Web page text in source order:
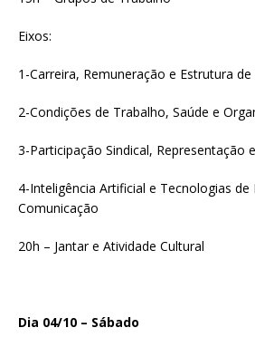
Eixos:
1-Carreira, Remuneração e Estrutura de
2-Condições de Trabalho, Saúde e
3-Participação Sindical, Representação
4-Inteligência Artificial e Tecnologias
Comunicação
20h – Jantar e Atividade Cultural
Dia 04/10 – Sábado